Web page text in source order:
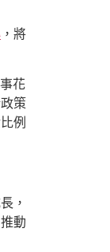
，將
花
策
例
，
動